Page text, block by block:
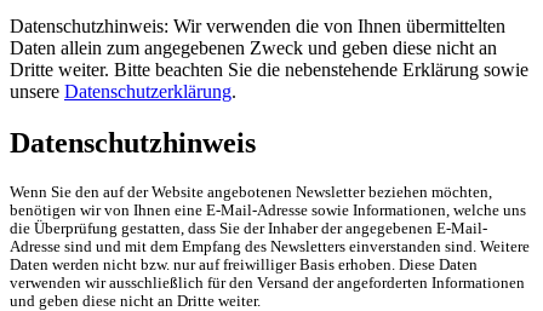
Datenschutzhinweis: Wir verwenden die von Ihnen übermittelten
Daten allein zum angegebenen Zweck und geben diese nicht an
Dritte weiter. Bitte beachten Sie die nebenstehende Erklärung sowie
unsere Datenschutzerklärung.
Datenschutzhinweis
Wenn Sie den auf der Website angebotenen Newsletter beziehen möchten,
benötigen wir von Ihnen eine E-Mail-Adresse sowie Informationen, welche uns
die Überprüfung gestatten, dass Sie der Inhaber der angegebenen E-Mail-
Adresse sind und mit dem Empfang des Newsletters einverstanden sind. Weitere
Daten werden nicht bzw. nur auf freiwilliger Basis erhoben. Diese Daten
verwenden wir ausschließlich für den Versand der angeforderten Informationen
und geben diese nicht an Dritte weiter.